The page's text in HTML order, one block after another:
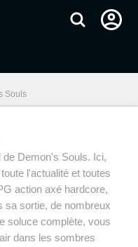
Souls
de Demon's Souls. Ici,
l'actualité et toutes
action axé hardcore,
sa sortie, de nombreux
soluce complète, vous
dans les sombres